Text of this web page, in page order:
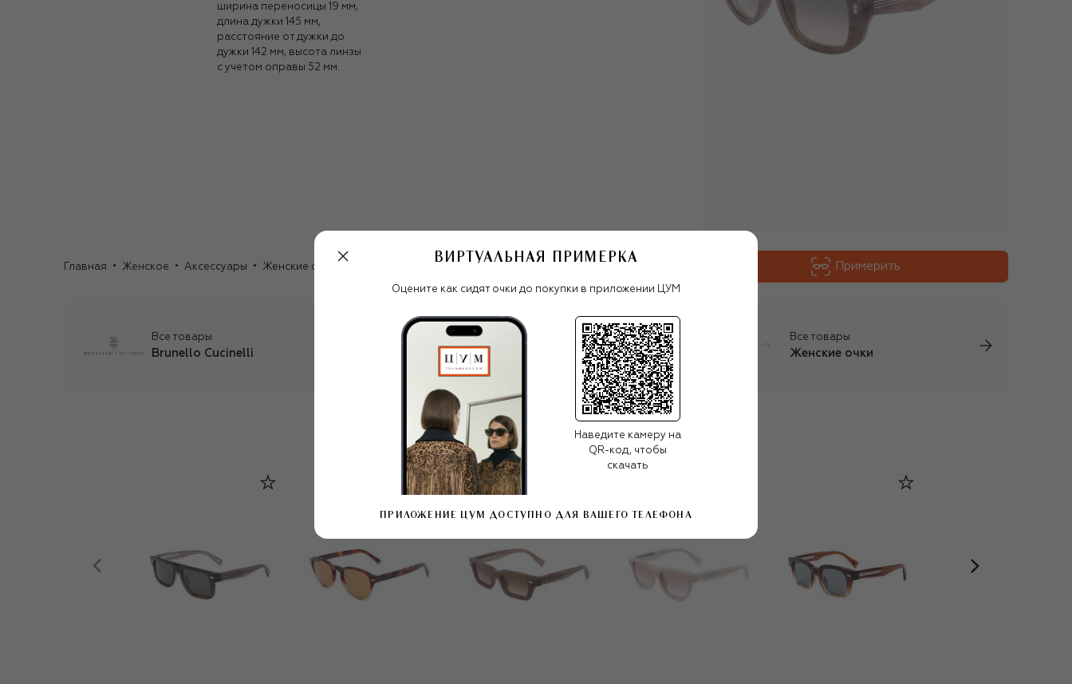
ширина переносицы 19 мм,
длина дужки 145 мм,
расстояние от дужки до
дужки 142 мм, высота линзы
с учетом оправы 52 мм.
сырья, привезенного из Китая и Монголии, на
бленды для создания трикотажа — смесовую пряжу,
свойства которой усиливают шелк, лен, шерсть и
Помимо кашемирового трикотажа, бренд выпускает
домашний текстиль и предметы декора, одежду и
аксессуары для мужчин и женщин в стиле smart casual и
спорт-шик: брючные костюмы из шерсти и льна,
шелковые платья с изящными вышивками, базовые вещи
для спорта и путешествий, элегантные пальто и
пуховики.
Главная Женское Аксессуары Женские очки Солнцезащитные очки Brunello Cucinelli Примерить
Все товары
Brunello Cucinelli
Все женские очки
Brunello Cucinelli
Все товары
Женские очки
ПОХОЖИЕ МОДЕЛИ
ВИРТУАЛЬНАЯ ПРИМЕРКА
Оцените как сидят очки до покупки в приложении ЦУМ
Наведите камеру на
QR-код, чтобы
скачать
ПРИЛОЖЕНИЕ ЦУМ ДОСТУПНО ДЛЯ ВАШЕГО ТЕЛЕФОНА